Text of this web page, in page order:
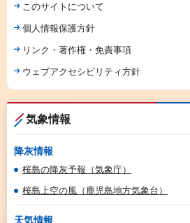
このサイトについて
個人情報保護方針
リンク・著作権・免責事項
ウェブアクセシビリティ方針
気象情報
降灰情報
桜島の降灰予報（気象庁）
桜島上空の風（鹿児島地方気象台）
天気情報